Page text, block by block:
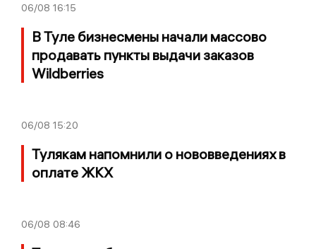
06/08 16:15
В Туле бизнесмены начали массово
продавать пункты выдачи заказов
Wildberries
06/08 15:20
Тулякам напомнили о нововведениях в
оплате ЖКХ
06/08 08:46